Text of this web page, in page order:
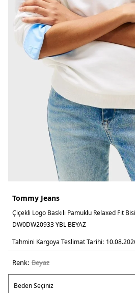
Tommy Jeans
Çiçekli Logo Baskılı Pamuklu Relaxed Fit
DW0DW20933 YBL BEYAZ
Tahmini Kargoya Teslimat Tarihi:
Renk: beyaz